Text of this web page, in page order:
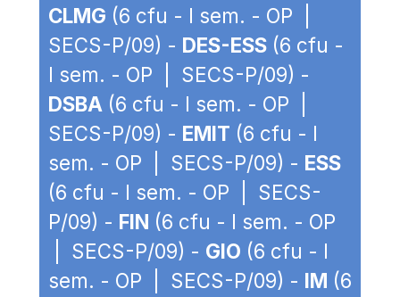
CLMG (6 cfu - I sem. - OP |
SECS-P/09) - DES-ESS (6 cfu -
I sem. - OP | SECS-P/09) -
DSBA (6 cfu - I sem. - OP |
SECS-P/09) - EMIT (6 cfu - I
sem. - OP | SECS-P/09) - ESS
(6 cfu - I sem. - OP | SECS-
P/09) - FIN (6 cfu - I sem. - OP
| SECS-P/09) - GIO (6 cfu - I
sem. - OP | SECS-P/09) - IM (6